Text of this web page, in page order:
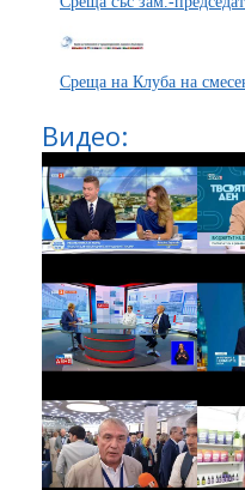
Среща на Клуба на
Видео: